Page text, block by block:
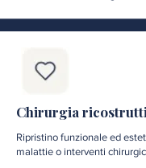
Chirurgia
Ripristino funzionale ed
malattie o interventi